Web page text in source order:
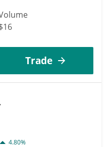
Trade
4.80%